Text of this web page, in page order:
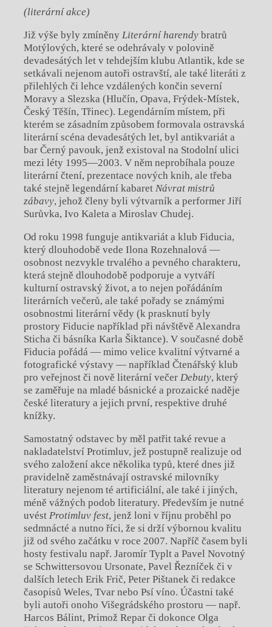
(literární akce)
Již výše byly zmíněny Literární harendybratrů
Motýlových, které se odehrávaly v polovině
devadesátých let v tehdejším klubu Atlantik, kde se
setkávali nejenom autoři ostravští, ale také literáti z
přilehlých či lehce vzdálených končin severní
Moravy a Slezska (Hlučín, Opava, Frýdek-Místek,
Český Těšín, Třinec). Legendárním místem, při
kterém se zásadním způsobem formovala ostravská
literární scéna devadesátých let, byl antikvariát a
bar Černý pavouk, jenž existoval na Stodolní ulici
mezi léty 1995—2003. V něm neprobíhala pouze
literární čtení, prezentace nových knih, ale třeba
také stejně legendární kabaret Návrat mistrů
zábavy, jehož členy byli výtvarník a performer Jiří
Surůvka, Ivo Kaleta a Miroslav Chudej.
Od roku 1998 funguje antikvariát a klub Fiducia,
který dlouhodobě vede Ilona Rozehnalová —
osobnost nezvykle trvalého a pevného charakteru,
která stejně dlouhodobě podporuje a vytváří
kulturní ostravský život, a to nejen pořádáním
literárních večerů, ale také pořady se známými
osobnostmi literární vědy (k prasknutí byly
prostory Fiducie například při návštěvě Alexandra
Sticha či básníka Karla Šiktance). V současné době
Fiducia pořádá — mimo velice kvalitní výtvarné a
fotografické výstavy — například Čtenářský klub
pro veřejnost či nově literární večer Debuty, který
se zaměřuje na mladé básnické a prozaické naděje
české literatury a jejich první, respektive druhé
knížky.
Samostatný odstavec by měl patřit také revue a
nakladatelství Protimluv, jež postupně realizuje od
svého založení akce několika typů, které dnes již
pravidelně zaměstnávají ostravské milovníky
literatury nejenom té artificiální, ale také i jiných,
méně vážných podob literatury. Především je nutné
uvést Protimluv fest, jenž loni v říjnu proběhl po
sedmnácté a nutno říci, že si drží výbornou kvalitu
již od svého začátku v roce 2007. Napříč časem byli
hosty festivalu např. Jaromír Typlt a Pavel Novotný
se Schwittersovou Ursonate, Pavel Řezníček či v
dalších letech Erik Frič, Peter Pištanek či redakce
časopisů Weles, Tvar nebo Psí víno. Účastni také
byli autoři onoho Višegrádského prostoru — např.
Harcos Bálint, Primož Repar či dokonce Olga